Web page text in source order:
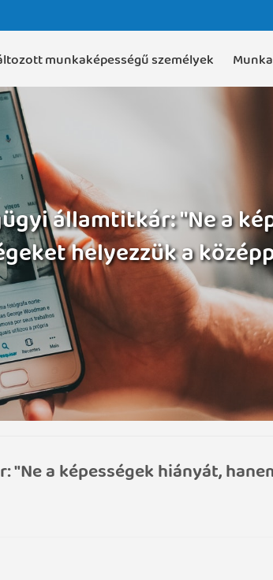
munkaképességű személyek
államtitkár: "Ne a
helyezzük a
a képességek hiányát,